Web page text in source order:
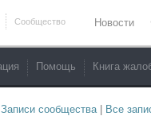
Сообщество Новости
Помощь Книга
Записи сообщества| Все